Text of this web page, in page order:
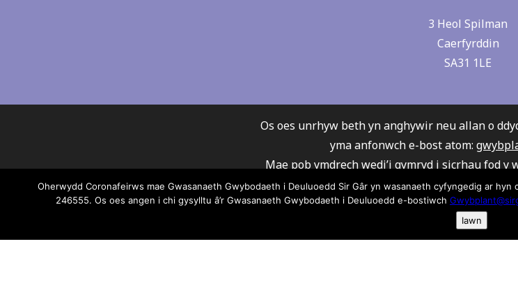
3 Heol Spilman
Caerfyrddin
SA31 1LE
Os oes unrhyw beth yn anghywir neu allan o
yma anfonwch e-bost atom:
Mae pob ymdrech wedi’i gymryd i sicrhau fod y
Gwasanaeth Gwybodaeth i Deuluoedd derbyn
unrhyw gamgymeriadau. Rydym yn argymell
darparwyr er mwyn sicrhau fod eu
Ni all Gwasanaeth Gwybodaeth i Deuluoedd
Oherwydd Coronafeirws mae Gwasanaeth Gwybodaeth i Deuluoedd Sir Gâr yn wasanaeth cyfyngedig ar
246555. Os oes angen i chi gysylltu â’r Gwasanaeth Gwybodaeth i Deuluoedd e-bostiwch
Iawn